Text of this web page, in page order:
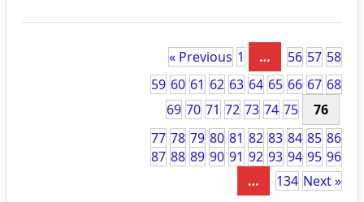
« Previous 1 … 56 57 58
59 60 61 62 63 64 65 66 67 68
69 70 71 72 73 74 75
76
77 78 79 80 81 82 83 84 85 86
87 88 89 90 91 92 93 94 95 96
…
134 Next »